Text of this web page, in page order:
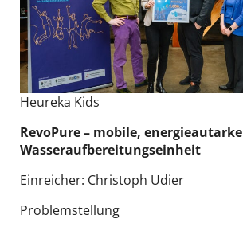
Heureka Kids
RevoPure​ – mobile, energieautarke
Wasseraufbereitungseinheit
Einreicher: Christoph Udier
Problemstellung